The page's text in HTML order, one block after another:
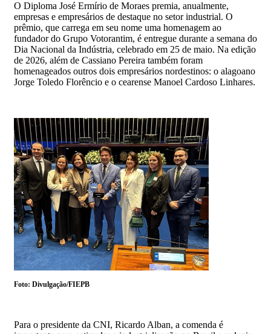
O Diploma José Ermírio de Moraes premia, anualmente,
empresas e empresários de destaque no setor industrial. O
prêmio, que carrega em seu nome uma homenagem ao
fundador do Grupo Votorantim, é entregue durante a semana do
Dia Nacional da Indústria, celebrado em 25 de maio. Na edição
de 2026, além de Cassiano Pereira também foram
homenageados outros dois empresários nordestinos: o alagoano
Jorge Toledo Florêncio e o cearense Manoel Cardoso Linhares.
Foto: Divulgação/FIEPB
Para o presidente da CNI, Ricardo Alban, a comenda é